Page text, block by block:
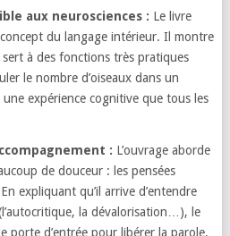
aux neurosciences : Le livre
du langage intérieur. Il montre
à des fonctions très pratiques
le nombre d’oiseaux dans un
expérience cognitive que tous les
: L’ouvrage aborde
de douceur : les pensées
expliquant qu’il arrive d’entendre
la dévalorisation…), le
porte d’entrée pour libérer la parole.